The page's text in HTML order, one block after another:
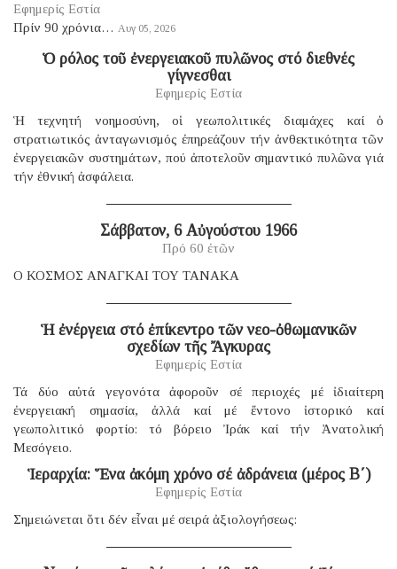
Εφημερίς Εστία
Πρίν 90 χρόνια… Αυγ 05, 2026
Ὁ ρόλος τοῦ ἐνεργειακοῦ πυλῶνος στό διεθνές
γίγνεσθαι
Εφημερίς Εστία
Ἡ τεχνητή νοημοσύνη, οἱ γεωπολιτικές διαμάχες καί ὁ
στρατιωτικός ἀνταγωνισμός ἐπηρεάζουν τήν ἀνθεκτικότητα τῶν
ἐνεργειακῶν συστημάτων, πού ἀποτελοῦν σημαντικό πυλῶνα γιά
τήν ἐθνική ἀσφάλεια.
Σάββατον, 6 Αὐγούστου 1966
Πρό 60 ἐτῶν
Ο ΚΟΣΜΟΣ ΑΝΑΓΚΑΙ ΤΟΥ ΤΑΝΑΚΑ
Ἡ ἐνέργεια στό ἐπίκεντρο τῶν νεο-ὀθωμανικῶν
σχεδίων τῆς Ἄγκυρας
Εφημερίς Εστία
Τά δύο αὐτά γεγονότα ἀφοροῦν σέ περιοχές μέ ἰδιαίτερη
ἐνεργειακή σημασία, ἀλλά καί μέ ἔντονο ἱστορικό καί
γεωπολιτικό φορτίο: τό βόρειο Ἰράκ καί τήν Ἀνατολική
Μεσόγειο.
Ἱεραρχία: Ἕνα ἀκόμη χρόνο σέ ἀδράνεια (μέρος B΄)
Εφημερίς Εστία
Σημειώνεται ὅτι δέν εἶναι μέ σειρά ἀξιολογήσεως: